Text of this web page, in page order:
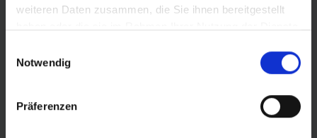
weiteren Daten zusammen, die Sie ihnen bereitgestellt
Notwendig
Präferenzen
© Land Sachsen-Anhalt